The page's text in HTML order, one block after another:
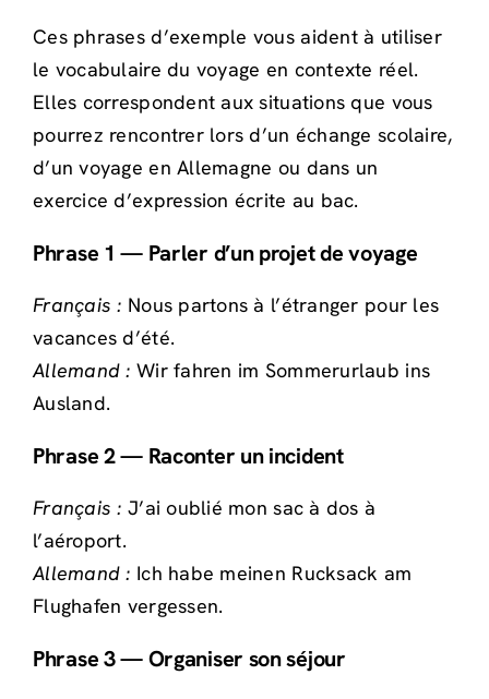
Ces phrases d’exemple vous aident à utiliser
le vocabulaire du voyage en contexte réel.
Elles correspondent aux situations que vous
pourrez rencontrer lors d’un échange scolaire,
d’un voyage en Allemagne ou dans un
exercice d’expression écrite au bac.
Phrase 1 — Parler d’un projet de voyage
Français : Nous partons à l’étranger pour les
vacances d’été.
Allemand : Wir fahren im Sommerurlaub ins
Ausland.
Phrase 2 — Raconter un incident
Français : J’ai oublié mon sac à dos à
l’aéroport.
Allemand : Ich habe meinen Rucksack am
Flughafen vergessen.
Phrase 3 — Organiser son séjour